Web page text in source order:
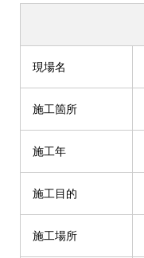
現場名
施工箇所
施工年
施工目的
施工場所